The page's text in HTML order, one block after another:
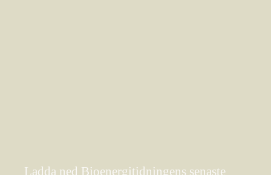
Ladda ned Bioenergitidningens senaste